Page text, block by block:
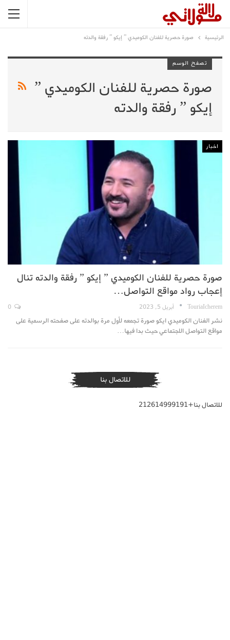
الرئيسية صورة حصرية للفنان الكوميدي ” إيكو ” رفقة والدته
تصفح الوسم
صورة حصرية للفنان الكوميدي ”
إيكو ” رفقة والدته
اخبار
صورة حصرية للفنان الكوميدي ” إيكو ” رفقة والدته تنال
إعجاب رواد مواقع التواصل…
TouriaIcherem أبريل 5, 2023
نشر الفنان الكوميدي ايكو صورة تجمعه لأول مرة بوالدته على صفحته الرسمية على
مواقع التواصل الاجتماعي حيث بدا فيها…
للاتصال بنا
للاتصال بنا+212614999191